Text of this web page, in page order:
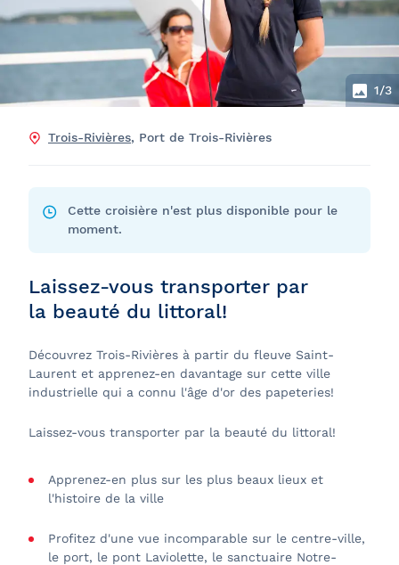
Trois-Rivières, Port de Trois-Rivières
1/3
Cette croisière n'est plus disponible pour le
moment.
Laissez-vous transporter par
la beauté du littoral!
Découvrez Trois-Rivières à partir du fleuve Saint-
Laurent et apprenez-en davantage sur cette ville
industrielle qui a connu l'âge d'or des papeteries!
Laissez-vous transporter par la beauté du littoral!
Apprenez-en plus sur les plus beaux lieux et
l'histoire de la ville
Profitez d'une vue incomparable sur le centre-ville,
le port, le pont Laviolette, le sanctuaire Notre-